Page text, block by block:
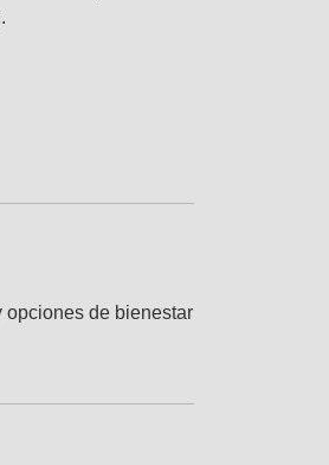
opciones de bienestar